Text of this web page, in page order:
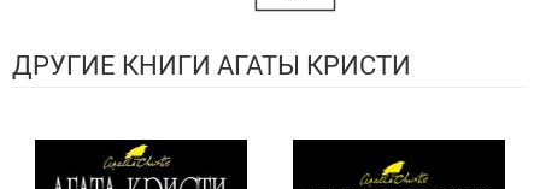
ДРУГИЕ КНИГИ АГАТЫ КРИСТИ